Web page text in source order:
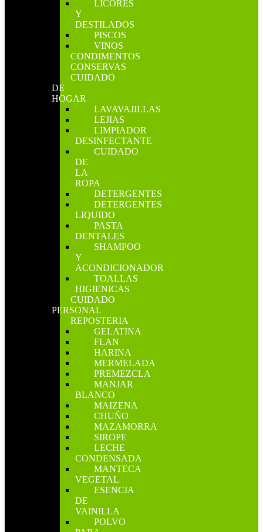
LICORES
Y
DESTILADOS
PISCOS
VINOS
CONDIMENTOS
CONSERVAS
CUIDADO
DE
HOGAR
LAVAVAJILLAS
LEJIAS
LIMPIADOR
DESINFECTANTE
CUIDADO
DE
LA
ROPA
DETERGENTES
DETERGENTES
LIQUIDO
PASTA
DENTALES
SHAMPOO
Y
ACONDICIONADOR
TOALLAS
HIGIENICAS
CUIDADO
PERSONAL
REPOSTERIA
GELATINA
FLAN
HARINA
MERMELADA
PREMEZCLA
MANJAR
BLANCO
MAIZENA
CHUÑO
MAZAMORRA
SIROPE
LECHE
CONDENSADA
MANTECA
VEGETAL
ESENCIA
DE
VAINILLA
POLVO